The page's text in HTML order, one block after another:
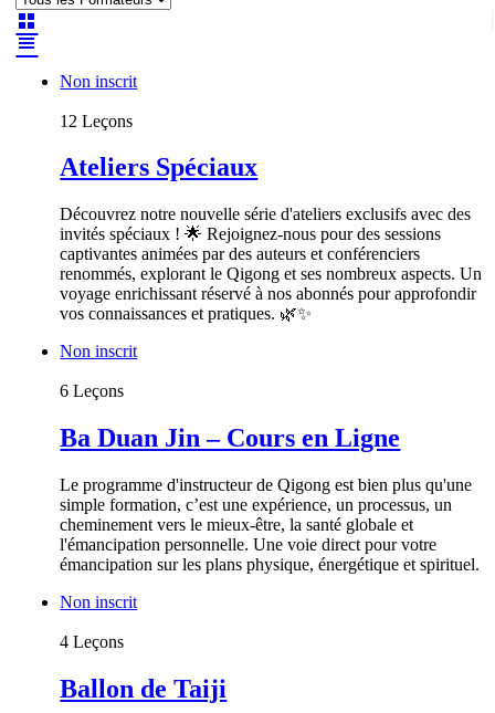
Non inscrit
12 Leçons
Ateliers Spéciaux
Découvrez notre nouvelle série d'ateliers exclusifs avec des
invités spéciaux ! 🌟 Rejoignez-nous pour des sessions
captivantes animées par des auteurs et conférenciers
renommés, explorant le Qigong et ses nombreux aspects. Un
voyage enrichissant réservé à nos abonnés pour approfondir
vos connaissances et pratiques. 🌿✨
Non inscrit
6 Leçons
Ba Duan Jin – Cours en Ligne
Le programme d'instructeur de Qigong est bien plus qu'une
simple formation, c’est une expérience, un processus, un
cheminement vers le mieux-être, la santé globale et
l'émancipation personnelle. Une voie direct pour votre
émancipation sur les plans physique, énergétique et spirituel.
Non inscrit
4 Leçons
Ballon de Taiji